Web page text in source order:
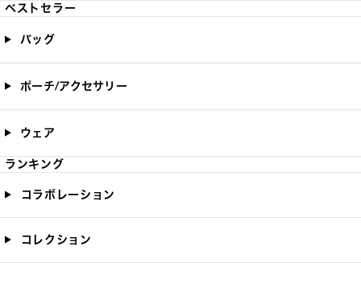
ベストセラー
バッグ
ポーチ/アクセサリー
ウェア
ランキング
コラボレーション
コレクション